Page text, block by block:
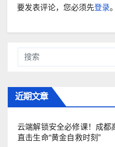
要发表评论，您必须先登录。
近期文章
云端解锁安全必修课！成都
直击生命“黄金自救时刻”